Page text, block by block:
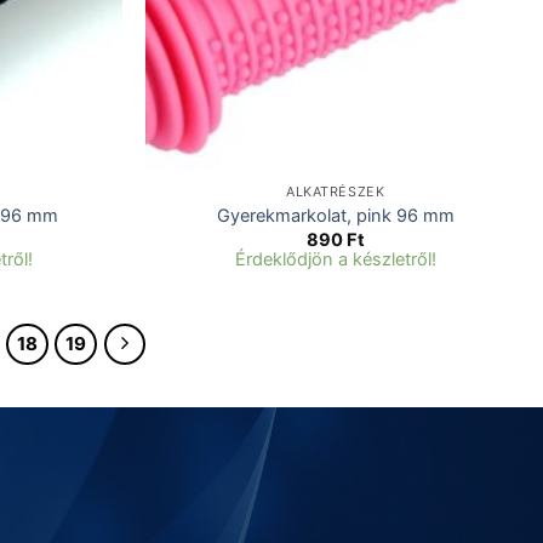
mm
ALKATRÉSZEK
Gyerekmarkolat, pink 96 mm
890 Ft
Érdeklődjön a készletről!
18 19